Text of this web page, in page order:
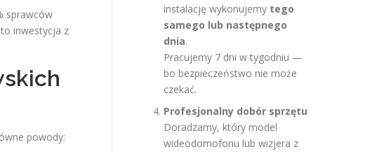
sprawców
inwestycja z
powody:
instalację wykonujemy tego
samego lub następnego
dnia.
Pracujemy 7 dni w tygodniu —
bo bezpieczeństwo nie może
czekać.
Profesjonalny dobór sprzętu
Doradzamy, który model
wideodomofonu lub wizjera z